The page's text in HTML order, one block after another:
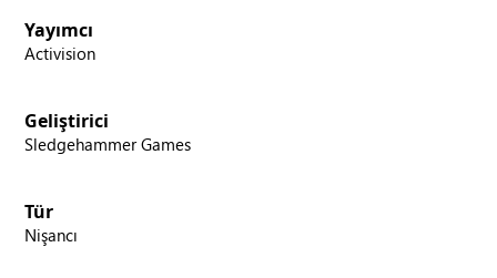
Yayımcı
Activision
Geliştirici
Sledgehammer Games
Tür
Nişancı